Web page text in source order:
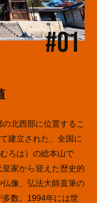
#01
北西部に位置するこ
建立された、全国に
ろは）の総本山で
家から迎えた歴史的
像、弘法大師直筆の
数。1994年には世